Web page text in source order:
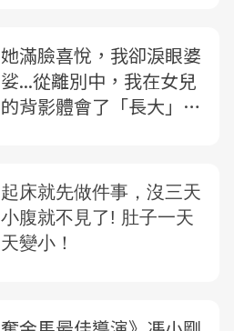
她滿臉喜悅，我卻淚眼婆
娑...從離別中，我在女兒
的背影體會了「長大」這